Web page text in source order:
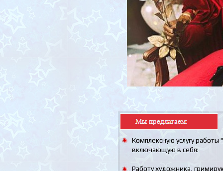
Комплексную услугу
включающую в себя:
Работу художника,